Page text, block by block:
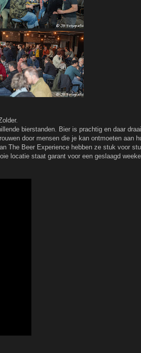
bierstanden. Bier is prachtig en daar
door mensen die je kan ontmoeten aan
The Beer Experience hebben ze stuk voor
locatie staat garant voor een geslaagd